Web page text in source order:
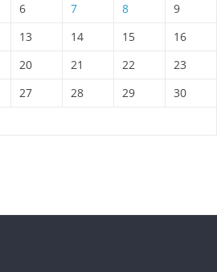
6 7 8
9
13 14 15
16
20 21 22
23
27 28 29
30